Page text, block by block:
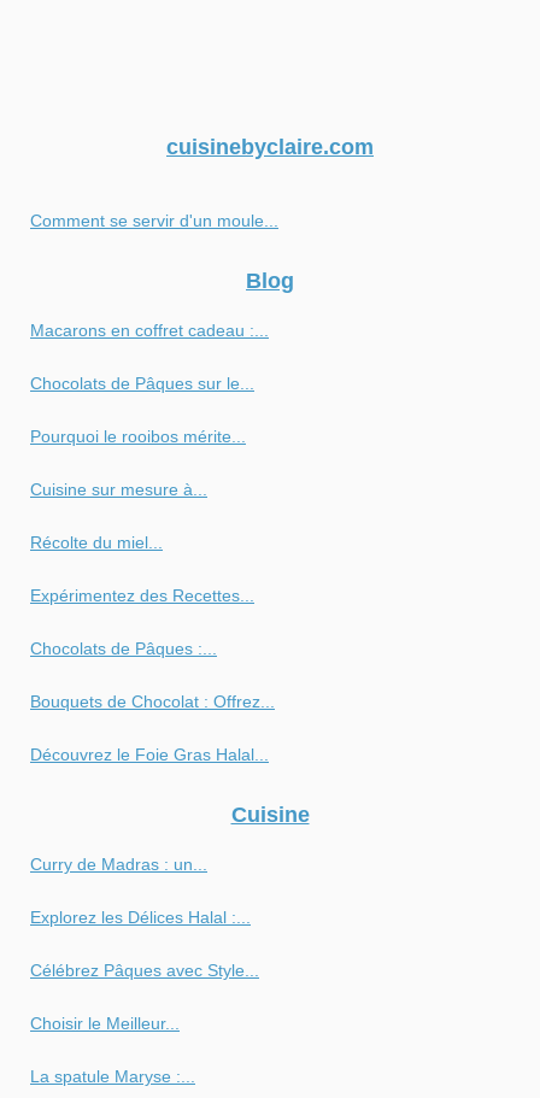
cuisinebyclaire.com
Comment se servir d'un moule...
Blog
Macarons en coffret cadeau :...
Chocolats de Pâques sur le...
Pourquoi le rooibos mérite...
Cuisine sur mesure à...
Récolte du miel...
Expérimentez des Recettes...
Chocolats de Pâques :...
Bouquets de Chocolat : Offrez...
Découvrez le Foie Gras Halal...
Cuisine
Curry de Madras : un...
Explorez les Délices Halal :...
Célébrez Pâques avec Style...
Choisir le Meilleur...
La spatule Maryse :...